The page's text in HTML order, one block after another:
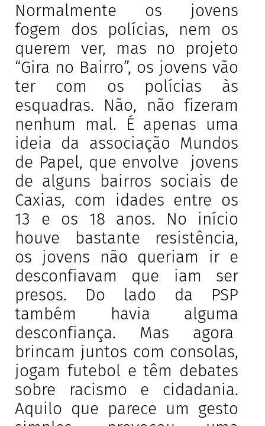
Normalmente os jovens
fogem dos polícias, nem os
querem ver, mas no projeto
“Gira no Bairro”, os jovens vão
ter com os polícias às
esquadras. Não, não fizeram
nenhum mal. É apenas uma
ideia da associação Mundos
de Papel, que envolve jovens
de alguns bairros sociais de
Caxias, com idades entre os
13 e os 18 anos. No início
houve bastante resistência,
os jovens não queriam ir e
desconfiavam que iam ser
presos. Do lado da PSP
também havia alguma
desconfiança. Mas agora
brincam juntos com consolas,
jogam futebol e têm debates
sobre racismo e cidadania.
Aquilo que parece um gesto